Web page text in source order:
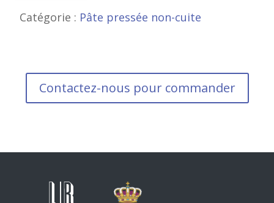
Catégorie : Pâte pressée non-cuite
Contactez-nous pour commander